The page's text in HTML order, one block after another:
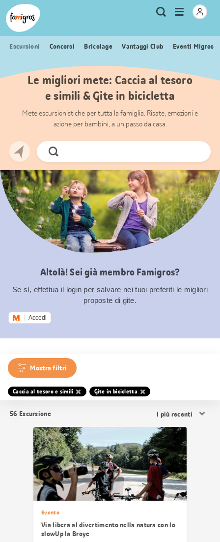
Navigazione
segnalibri
Header
Logo Metanavigazione
Ricerca
Apri
menu
Escursioni Concorsi Bricolage Vantaggi Club Eventi Migros
Le migliori mete: Caccia al tesoro
e simili & Gite in bicicletta
Mete escursionistiche per tutta la famiglia. Risate, emozioni e
azione per bambini, a un passo da casa.
Cerca
ora
Altolà! Sei già membro Famigros?
Se sì, effettua il login per salvare nei tuoi preferiti le migliori
proposte di gite.
Accedi
Mostra filtri
Caccia al tesoro e simili Gite in bicicletta
56 Escursione
i
risultati
Evento
Via libera al divertimento nella natura con lo
slowUp la Broye